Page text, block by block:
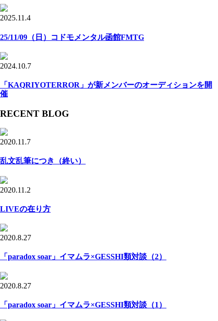
2025.11.4
25/11/09（日）コドモメンタル函館FMTG
2024.10.7
「KAQRIYOTERROR」が新メンバーのオーディションを開
催
RECENT BLOG
2020.11.7
乱文乱筆につき（終い）
2020.11.2
LIVEの在り方
2020.8.27
「paradox soar」イマムラ×GESSHI類対談（2）
2020.8.27
「paradox soar」イマムラ×GESSHI類対談（1）